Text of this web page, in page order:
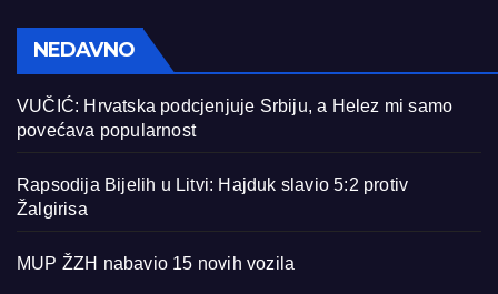
NEDAVNO
VUČIĆ: Hrvatska podcjenjuje Srbiju, a Helez mi samo
povećava popularnost
Rapsodija Bijelih u Litvi: Hajduk slavio 5:2 protiv
Žalgirisa
MUP ŽZH nabavio 15 novih vozila